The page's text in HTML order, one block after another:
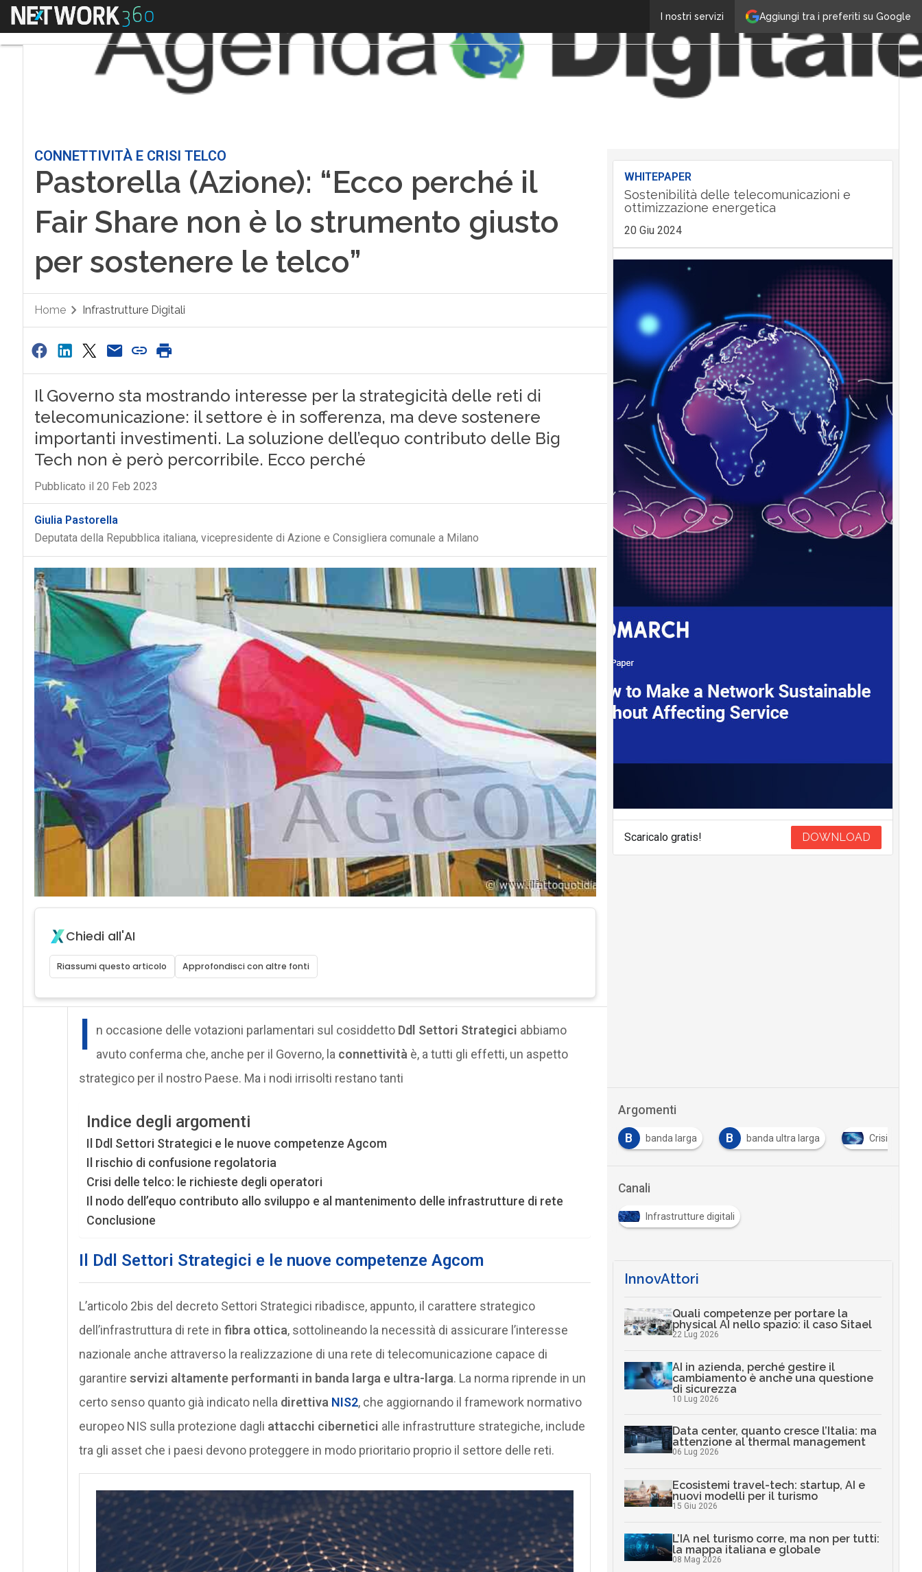
Aggiungi tra i preferiti su Google
I nostri servizi
Menu
CONNETTIVITÀ E CRISI TELCO
Pastorella (Azione): “Ecco perché il
Fair Share non è lo strumento giusto
per sostenere le telco”
Home Infrastrutture Digitali
Il Governo sta mostrando interesse per la strategicità delle reti di
telecomunicazione: il settore è in sofferenza, ma deve sostenere
importanti investimenti. La soluzione dell’equo contributo delle Big
Tech non è però percorribile. Ecco perché
Pubblicato il 20 Feb 2023
Giulia Pastorella
Deputata della Repubblica italiana, vicepresidente di Azione e Consigliera comunale a Milano
Chiedi all'AI
Riassumi questo articolo Approfondisci con altre fonti
I n occasione delle votazioni parlamentari sul cosiddetto Ddl Settori Strategici abbiamo
avuto conferma che, anche per il Governo, la connettività è, a tutti gli effetti, un aspetto
strategico per il nostro Paese. Ma i nodi irrisolti restano tanti
Indice degli argomenti
Il Ddl Settori Strategici e le nuove competenze Agcom
Il rischio di confusione regolatoria
Crisi delle telco: le richieste degli operatori
Il nodo dell’equo contributo allo sviluppo e al mantenimento delle infrastrutture di rete
Conclusione
Il Ddl Settori Strategici e le nuove competenze Agcom
L’articolo 2bis del decreto Settori Strategici ribadisce, appunto, il carattere strategico
dell’infrastruttura di rete in fibra ottica, sottolineando la necessità di assicurare l’interesse
nazionale anche attraverso la realizzazione di una rete di telecomunicazione capace di
garantire servizi altamente performanti in banda larga e ultra-larga. La norma riprende in un
certo senso quanto già indicato nella direttiva NIS2, che aggiornando il framework normativo
europeo NIS sulla protezione dagli attacchi cibernetici alle infrastrutture strategiche, include
tra gli asset che i paesi devono proteggere in modo prioritario proprio il settore delle reti.
WHITEPAPER
Sostenibilità delle telecomunicazioni e
ottimizzazione energetica
20 Giu 2024
Scaricalo gratis! DOWNLOAD
Argomenti
B banda ultra larga Crisi delle telco F fibra
Canali
Infrastrutture digitali
InnovAttori
Quali competenze per portare la
physical AI nello spazio: il caso Sitael
22 Lug 2026
AI in azienda, perché gestire il
cambiamento è anche una questione
di sicurezza
10 Lug 2026
Data center, quanto cresce l’Italia: ma
attenzione al thermal management
06 Lug 2026
Ecosistemi travel-tech: startup, AI e
nuovi modelli per il turismo
15 Giu 2026
L’IA nel turismo corre, ma non per tutti:
la mappa italiana e globale
08 Mag 2026